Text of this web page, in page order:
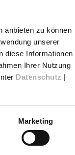
anbieten zu können
unserer
diese Informationen
Ihrer Nutzung
Datenschutz |
Marketing